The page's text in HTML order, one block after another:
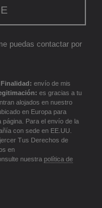
puedas contactar por
Finalidad: envío de mis
es gracias a tu
alojados en nuestro
en Europa para
Para el envío de la
con sede en EE.UU.
Tus Derechos de
en
nuestra política de